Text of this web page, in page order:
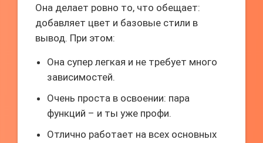
Она делает ровно то, что обещает:
добавляет цвет и базовые стили в
вывод. При этом:
Она супер легкая и не требует много
зависимостей.
Очень проста в освоении: пара
функций – и ты уже профи.
Отлично работает на всех основных